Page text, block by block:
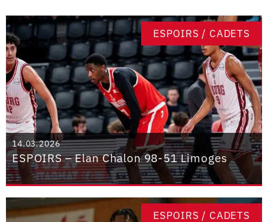
ESPOIRS / CADETS
14.03.2026
ESPOIRS – Elan Chalon 98-51 Limoges
ESPOIRS / CADETS